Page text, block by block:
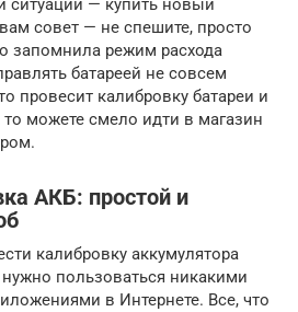
ситуации — купить новый
совет — не спешите, просто
запомнила режим расхода
батареей не совсем
провесит калибровку батареи и
можете смело идти в магазин
АКБ: простой и
калибровку аккумулятора
пользоваться никакими
в Интернете. Все, что